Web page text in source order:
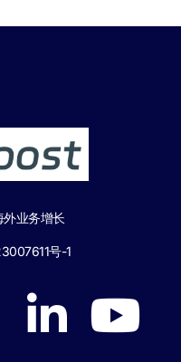
外业务增长
号-1